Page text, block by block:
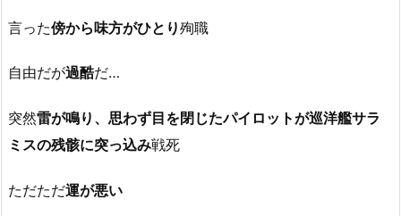
言った傍から味方がひとり殉職
自由だが過酷だ…
突然雷が鳴り、思わず目を閉じたパイロットが巡洋艦サラ
ミスの残骸に突っ込み戦死
ただただ運が悪い